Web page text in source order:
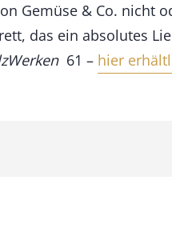
Gemüse & Co. nicht
das ein absolutes
61 – hier